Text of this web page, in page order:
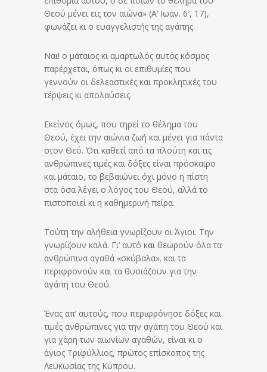
Θεού μένει εις τον αιώνα» (Α’ Ιωάν. 6′, 17),
φωνάζει κι ο ευαγγελιστής της αγάπης.
Ναι! ο μάταιος κι αμαρτωλός αυτός κόσμος
παρέρχεται, όπως κι οι επιθυμίες που
γεννούν οι δελεαστικές και προκλητικές του
τέρψεις κι απολαύσεις.
Εκείνος όμως, που τηρεί το θέλημα του
Θεού, έχει την αιώνια ζωή και μένει για πάντα
στον Θεό. Ότι καθετί από τα πλούτη και τις
ανθρώπινες τιμές και δόξες είναι πρόσκαιρο
και μάταιο, το βεβαιώνει όχι μόνο η πίστη
στα όσα λέγει ο λόγος του Θεού, αλλά το
πιστοποιεί κι η καθημερινή πείρα.
Τούτη την αλήθεια γνωρίζουν οι Άγιοι. Την
γνωρίζουν καλά. Γι’ αυτό και θεωρούν όλα τα
ανθρώπινα αγαθά «σκύβαλα». και τα
περιφρονούν και τα θυσιάζουν για την
αγάπη του Θεού.
Ένας απ’ αυτούς, που περιφρόνησε δόξες και
τιμές ανθρώπινες για την αγάπη του Θεού και
για χάρη των αιωνίων αγαθών, είναι κι ο
άγιος Τριφύλλιος, πρώτος επίσκοπος της
Λευκωσίας της Κύπρου.